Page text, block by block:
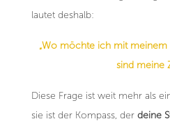
lautet deshalb:
„Wo möchte ich mit meinem
sind meine
Diese Frage ist weit mehr als
sie ist der Kompass, der deine